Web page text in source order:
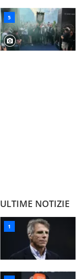
ULTIME NOTIZIE